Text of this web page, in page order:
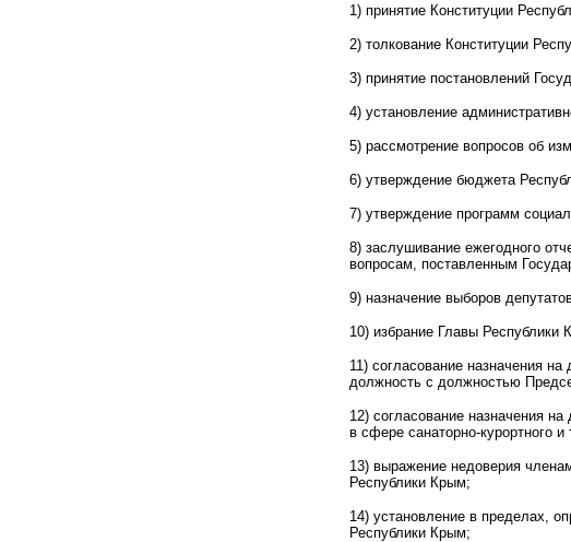
1) принятие Конституции
2) толкование Конституции
3) принятие постановлений
4) установление
5) рассмотрение вопросов об
6) утверждение бюджета
7) утверждение программ
8) заслушивание ежегодного
вопросам, поставленным
9) назначение выборов
10) избрание Главы Республики
11) согласование назначения
должность с должностью
12) согласование назначения
в сфере санаторно-курортного
13) выражение недоверия
Республики Крым;
14) установление в пределах,
Республики Крым;